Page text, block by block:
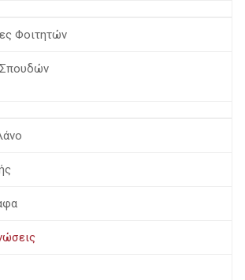
Φοιτητών